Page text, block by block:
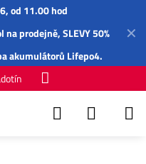
✕
od 11.00 hod
na prodejně, SLEVY 50%
akumulátorů Lifepo4.